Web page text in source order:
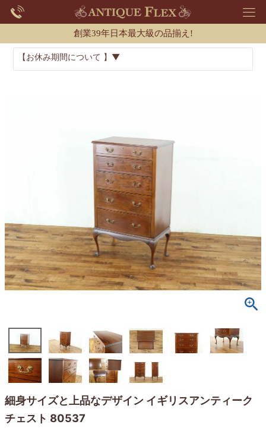
創業39年日本最大級の品揃え!
【お休み期間について 】▼
細身サイズと上品なデザイン イギリスアンティーク
チェスト 80537